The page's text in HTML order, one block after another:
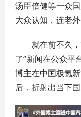
汤臣倍健等一众
大众认知，连老外
就在前不久，“
了”新闻在公众平
博主在中国极氪
后，折射出当下